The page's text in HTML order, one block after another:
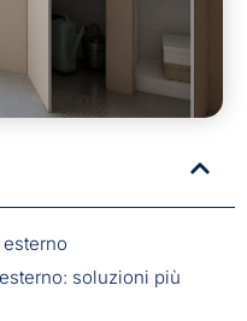
soluzioni più